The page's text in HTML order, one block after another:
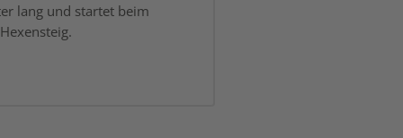
lang und startet beim